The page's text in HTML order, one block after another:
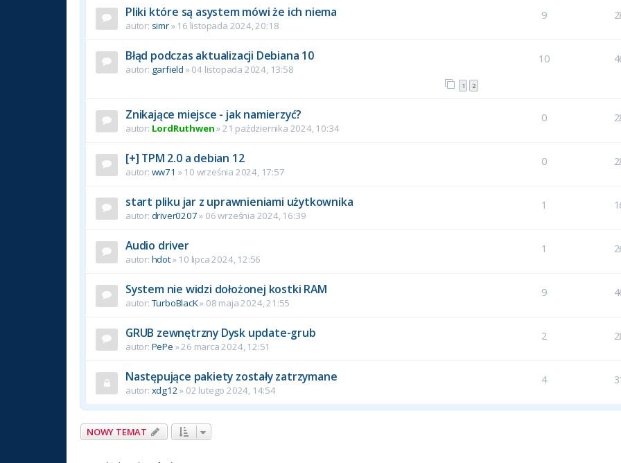
Pliki które są asystem mówi że ich niema
autor: simr» 16 listopada 2024, 20:18
9
Błąd podczas aktualizacji Debiana 10
autor: garfield » 04 listopada 2024, 13:58
1 2
10
Znikające miejsce - jak namierzyć?
autor: LordRuthwen» 21 października 2024, 10:34
0
[+] TPM 2.0 a debian 12
autor: ww71 » 10 września 2024, 17:57
0
start pliku jar z uprawnieniami użytkownika
autor: driver0207» 06 września 2024, 16:39
1
Audio driver
autor: hdot» 10 lipca 2024, 12:56
1
System nie widzi dołożonej kostki RAM
autor: TurboBlacK» 08 maja 2024, 21:55
9
GRUB zewnętrzny Dysk update-grub
autor: PePe » 26 marca 2024, 12:51
2
Następujące pakiety zostały zatrzymane
autor: xdg12» 02 lutego 2024, 14:54
4
NOWY TEMAT